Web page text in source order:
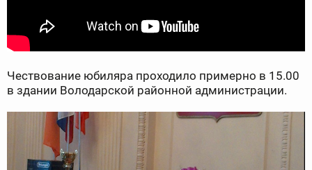
Чествование юбиляра проходило примерно в 15.00
в здании Володарской районной администрации.